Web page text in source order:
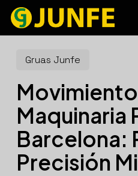
Skip
contentGruas Junfe
Maquinaria
Barcelona:
Precisión